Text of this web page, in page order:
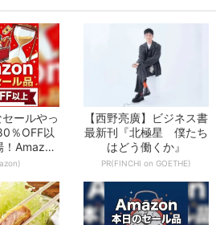
セールやっ
％OFF以
！Amazon
が...
【西野亮廣】ビジネス書
最新刊『北極星 僕たち
はどう働くか』
PR(FINCHI on GOETHE)